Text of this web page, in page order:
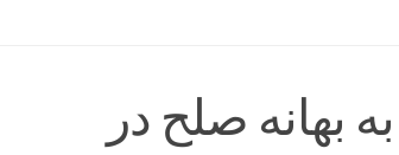
بهانه صلح در